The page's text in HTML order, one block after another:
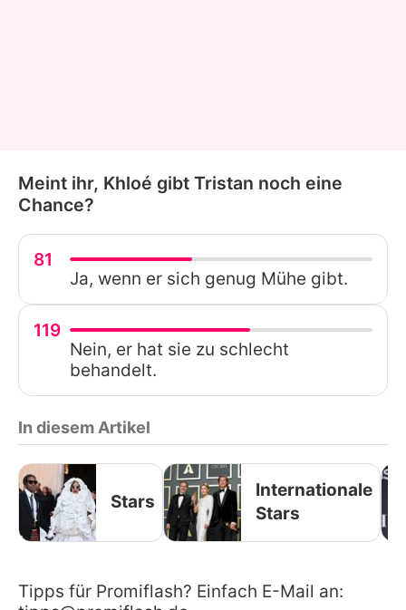
Meint ihr, Khloé gibt Tristan noch eine
Chance?
81
Ja, wenn er sich genug Mühe gibt.
119
Nein, er hat sie zu schlecht
behandelt.
In diesem Artikel
Stars
Internationale
Stars
Tipps für Promiflash? Einfach E-Mail an: